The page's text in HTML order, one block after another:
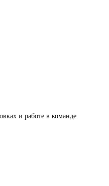
и работе в команде.